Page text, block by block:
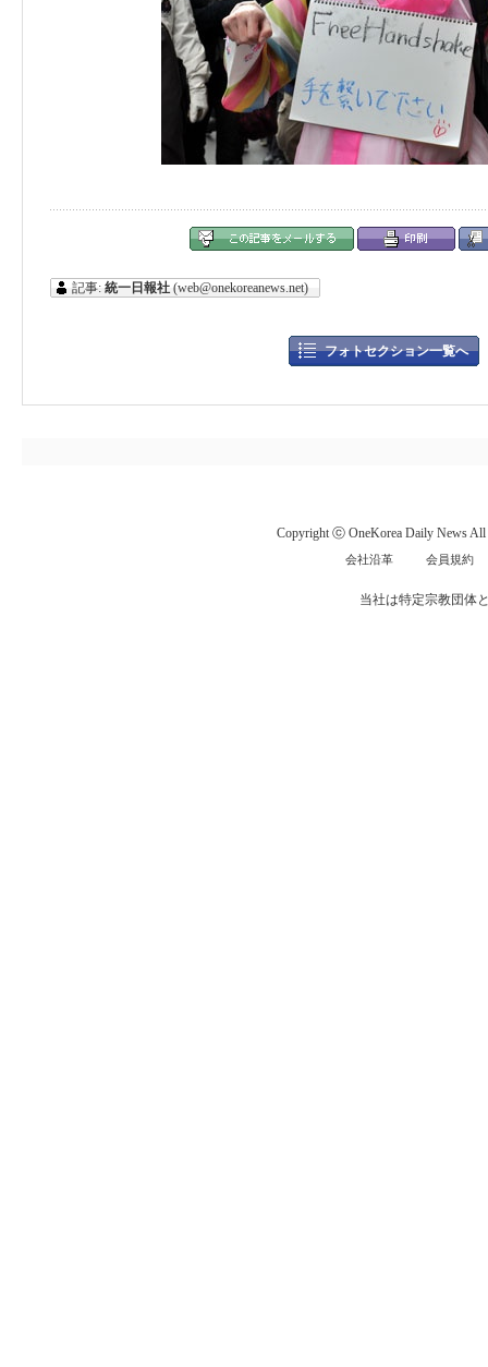
記事: 統一日報社 (web@onekoreanews.net)
フォトセクション一覧へ
Copyright ⓒ OneKorea Daily News All
会社沿革 会員規約
当社は特定宗教団体